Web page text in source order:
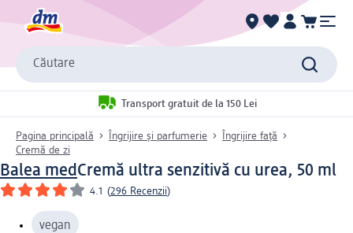
Căutare
Transport gratuit de la 150 Lei
Pagina principală Îngrijire și parfumerie
Îngrijire față
Cremă de zi
Balea medCremă ultra senzitivă cu urea, 50 ml
4.1 (296 Recenzii)
vegan